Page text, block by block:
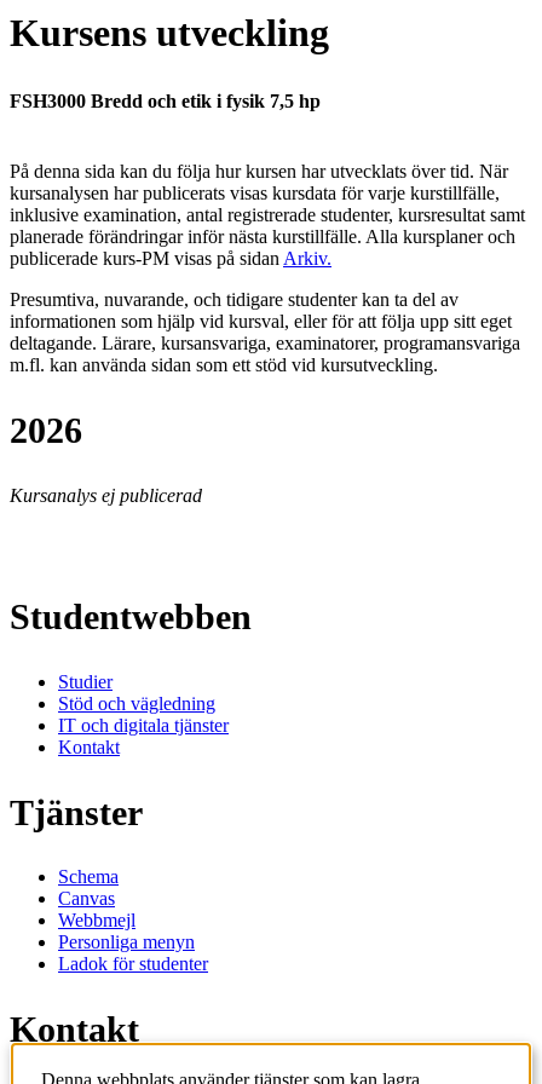
Kursens utveckling
FSH3000 Bredd och etik i fysik 7,5 hp
På denna sida kan du följa hur kursen har utvecklats över tid. När
kursanalysen har publicerats visas kursdata för varje kurstillfälle,
inklusive examination, antal registrerade studenter, kursresultat samt
planerade förändringar inför nästa kurstillfälle. Alla kursplaner och
publicerade kurs-PM visas på sidan Arkiv.
Presumtiva, nuvarande, och tidigare studenter kan ta del av
informationen som hjälp vid kursval, eller för att följa upp sitt eget
deltagande. Lärare, kursansvariga, examinatorer, programansvariga
m.fl. kan använda sidan som ett stöd vid kursutveckling.
2026
Kursanalys ej publicerad
Studentwebben
Studier
Stöd och vägledning
IT och digitala tjänster
Kontakt
Tjänster
Schema
Canvas
Webbmejl
Personliga menyn
Ladok för studenter
Kontakt
Denna webbplats använder tjänster som kan lagra